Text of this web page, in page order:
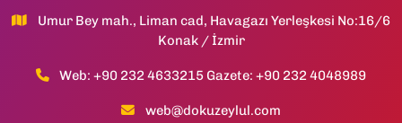
Umur Bey mah., Liman cad, Havagazı Yerleşkesi No:16/6
Konak / İzmir
Web: +90 232 4633215 Gazete: +90 232 4048989
web@dokuzeylul.com